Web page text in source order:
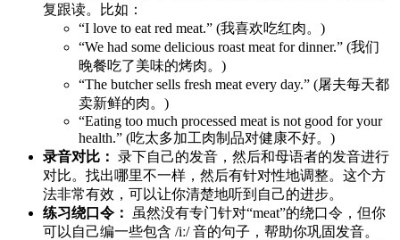
复跟读。比如：
“I love to eat red meat.” (我喜欢吃红肉。)
“We had some delicious roast meat for dinner.” (我们
晚餐吃了美味的烤肉。)
“The butcher sells fresh meat every day.” (屠夫每天都
卖新鲜的肉。)
“Eating too much processed meat is not good for your
health.” (吃太多加工肉制品对健康不好。)
录音对比： 录下自己的发音，然后和母语者的发音进行
对比。找出哪里不一样，然后有针对性地调整。这个方
法非常有效，可以让你清楚地听到自己的进步。
练习绕口令：
虽然没有专门针对“meat”的绕口令，但你
可以自己编一些包含 /iː/ 音的句子，帮助你巩固发音。